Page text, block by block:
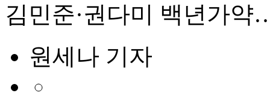
김민준·권다미 백년가
원세나 기자